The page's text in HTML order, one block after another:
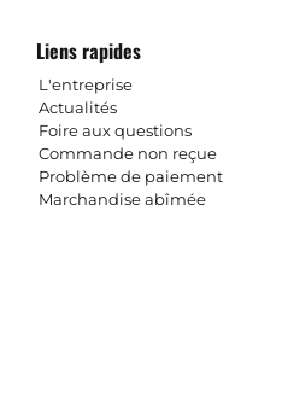
Liens rapides
L'entreprise
Actualités
Foire aux questions
Commande non reçue
Problème de paiement
Marchandise abîmée